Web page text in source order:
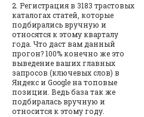
2. Регистрация в 3183 трастовых
каталогах статей, которые
подбирались вручную и
относятся к этому кварталу
года. Что даст вам данный
прогон? 100% конечно же это
выведение ваших главных
запросов (ключевых слов) в
Яндекс и Google на топовые
позиции. Ведь база так же
подбиралась вручную и
относится к этому году.